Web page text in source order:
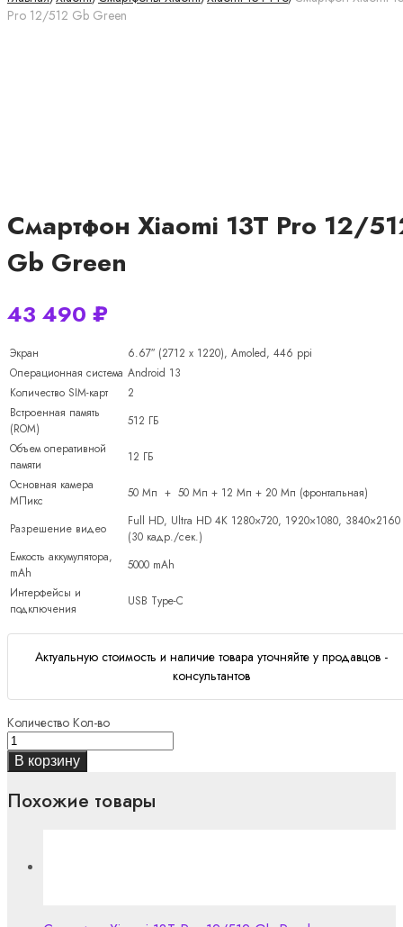
Pro 12/512 Gb Green
Смартфон Xiaomi 13T Pro 12/
Gb Green
43 490 ₽
Экран
6.67″ (2712 х 1220), Amoled, 446 ppi
Операционная система Android 13
Количество SIM-карт
2
Встроенная память
(ROM)
512 ГБ
Объем оперативной
памяти
12 ГБ
Основная камера
МПикс
50 Мп + 50 Мп + 12 Мп + 20 Мп (фронтальная)
Разрешение видео
Full HD, Ultra HD 4K 1280×720, 1920×1080, 3840×2160
(30 кадр./сек.)
Емкость аккумулятора,
mAh
5000 mAh
Интерфейсы и
подключения
USB Type-C
Актуальную стоимость и наличие товара уточняйте у продавцов -
консультантов
Количество Кол-во
В корзину
Похожие товары